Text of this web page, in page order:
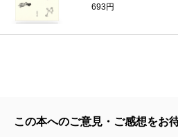
日本茶の仲間では歴史がいちば
なんと、つくられるようになっ
か。玉露がいちばん古い、だか
693円
この本へのご意見・ご感想をお